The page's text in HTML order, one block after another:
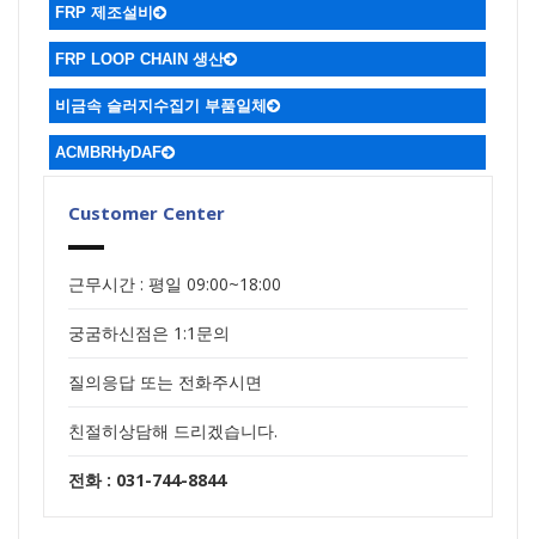
FRP 제조설비
FRP LOOP CHAIN 생산
비금속 슬러지수집기 부품일체
ACMBRHyDAF
Customer Center
근무시간 : 평일 09:00~18:00
궁굼하신점은 1:1문의
질의응답 또는 전화주시면
친절히상담해 드리겠습니다.
전화 : 031-744-8844